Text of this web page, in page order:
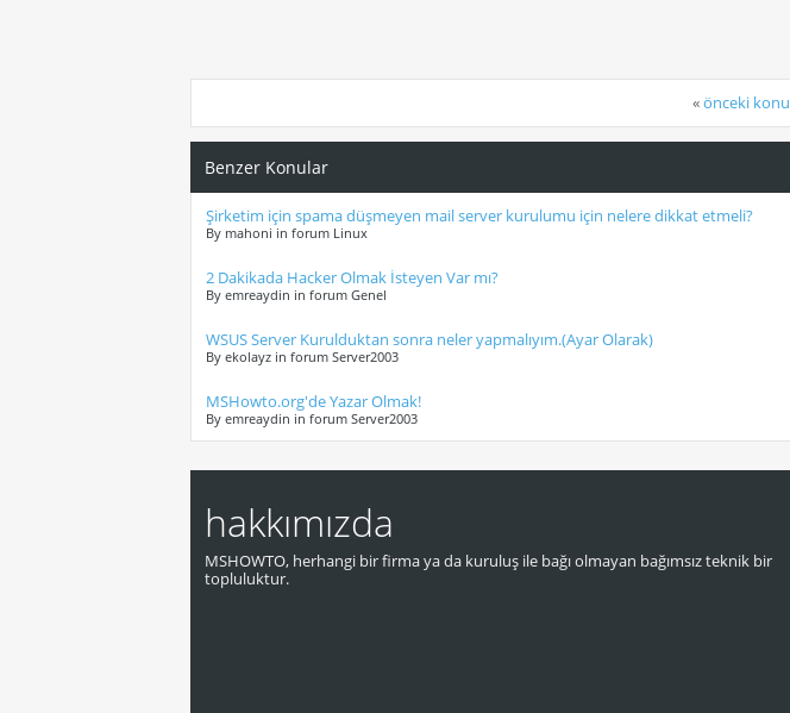
«önceki konu
Benzer Konular
Şirketim için spama düşmeyen mail server kurulumu için nelere dikkat etmeli?
By mahoni in forum Linux
2 Dakikada Hacker Olmak İsteyen Var mı?
By emreaydin in forum Genel
WSUS Server Kurulduktan sonra neler yapmalıyım.(Ayar Olarak)
By ekolayz in forum Server2003
MSHowto.org'de Yazar Olmak!
By emreaydin in forum Server2003
hakkımızda
MSHOWTO, herhangi bir firma ya da kuruluş ile bağı olmayan bağımsız teknik bir
topluluktur.